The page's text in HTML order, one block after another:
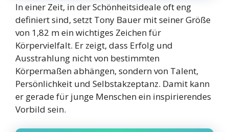
In einer Zeit, in der Schönheitsideale oft eng
definiert sind, setzt Tony Bauer mit seiner Größe
von 1,82 m ein wichtiges Zeichen für
Körpervielfalt. Er zeigt, dass Erfolg und
Ausstrahlung nicht von bestimmten
Körpermaßen abhängen, sondern von Talent,
Persönlichkeit und Selbstakzeptanz. Damit kann
er gerade für junge Menschen ein inspirierendes
Vorbild sein.